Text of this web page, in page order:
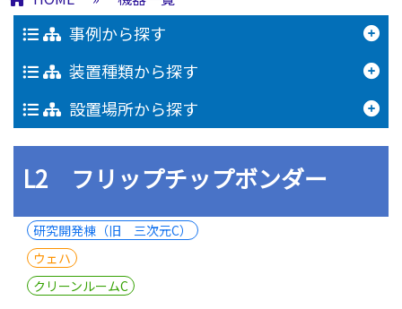
事例から探す
装置種類から探す
設置場所から探す
L2 フリップチップボンダー
研究開発棟（旧 三次元C）
ウェハ
クリーンルームC